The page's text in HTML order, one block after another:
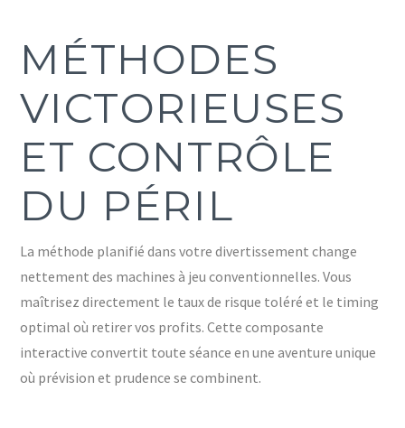
MÉTHODES
VICTORIEUSES
ET CONTRÔLE
DU PÉRIL
La méthode planifié dans votre divertissement change
nettement des machines à jeu conventionnelles. Vous
maîtrisez directement le taux de risque toléré et le timing
optimal où retirer vos profits. Cette composante
interactive convertit toute séance en une aventure unique
où prévision et prudence se combinent.